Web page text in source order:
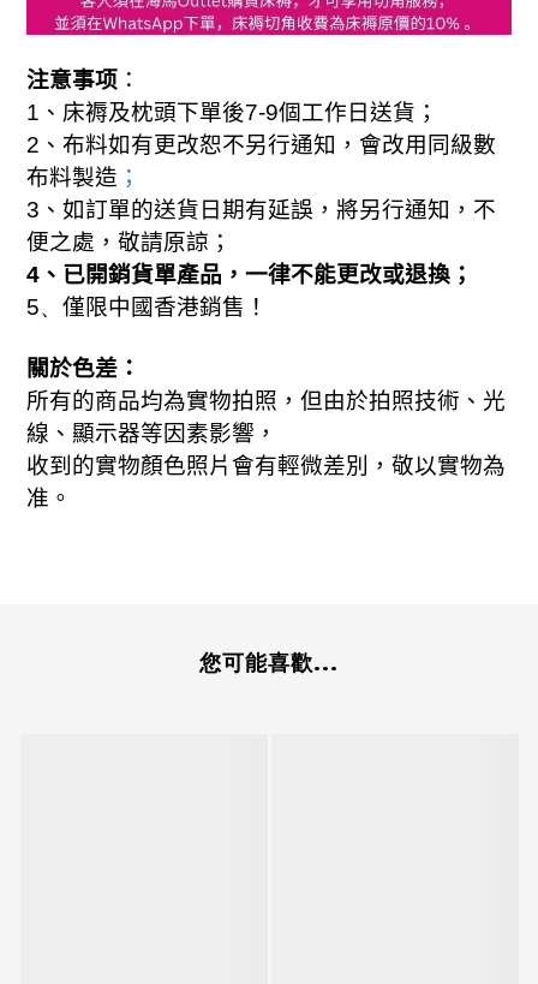
注意事项 ：
1 、床褥及枕頭下單後7-9個工作日送貨；
2 、布料如有更改恕不另行通知，會改用同級數
布料製造 ；
3 、如訂單的送貨日期有延誤，將另行通知，不
便之處，敬請原諒；
4 、已開銷貨單產品，一律不能更改或退換；
5、 僅限中國香港銷售！
關於色差：
所有的商品均為實物拍照，但由於拍照技術、光
線、顯示器等因素影響，
收到的實物顏色照片會有輕微差別，敬以實物為
准。
您可能喜歡...